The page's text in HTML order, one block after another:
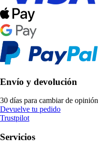
Envío y devolución
30 días para cambiar de opinión
Devuelve tu pedido
Trustpilot
Servicios